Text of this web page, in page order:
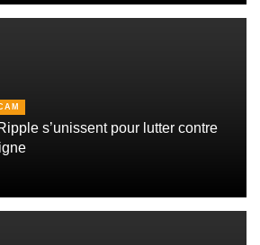
s’unissent pour lutter contre